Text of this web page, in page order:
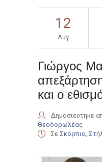
12
Αυγ
Γιώργος
και ο
Δημοσιευτηκε
Θεοδορωλέας
Σε Σκόρπια,